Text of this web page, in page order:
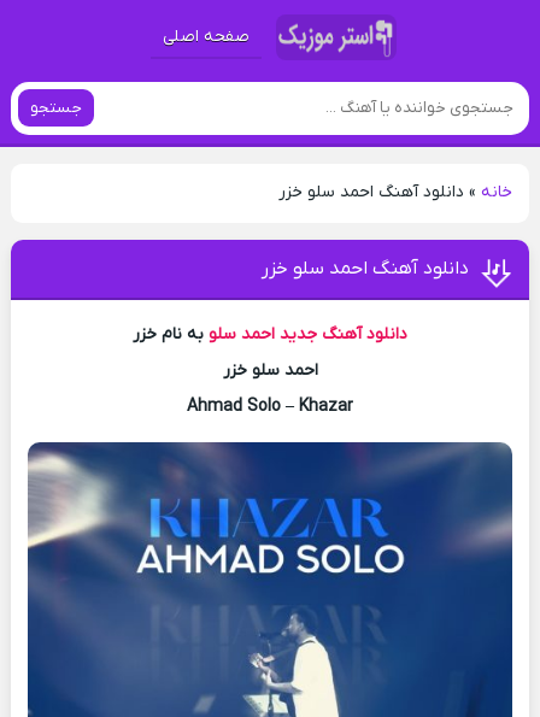
صفحه اصلی
جستجو
خانه» دانلود آهنگ احمد سلو خزر
دانلود آهنگ احمد سلو خزر
دانلود آهنگ جدید احمد سلو به نام خزر
احمد سلو خزر
Ahmad Solo – Khazar